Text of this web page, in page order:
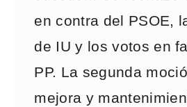
en contra del PSOE,
de IU y los votos en
PP. La segunda
mejora y